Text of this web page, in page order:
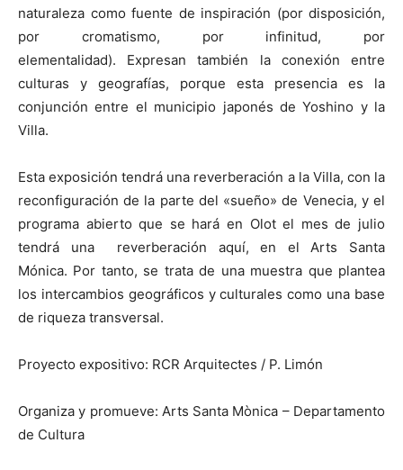
naturaleza como fuente de inspiración (por disposición,
por cromatismo, por infinitud, por
elementalidad). Expresan también la conexión entre
culturas y geografías, porque esta presencia es la
conjunción entre el municipio japonés de Yoshino y la
Villa.
Esta exposición tendrá una reverberación a la Villa, con la
reconfiguración de la parte del «sueño» de Venecia, y el
programa abierto que se hará en Olot el mes de julio
tendrá una reverberación aquí, en el Arts Santa
Mónica. Por tanto, se trata de una muestra que plantea
los intercambios geográficos y culturales como una base
de riqueza transversal.
Proyecto expositivo: RCR Arquitectes / P. Limón
Organiza y promueve: Arts Santa Mònica – Departamento
de Cultura